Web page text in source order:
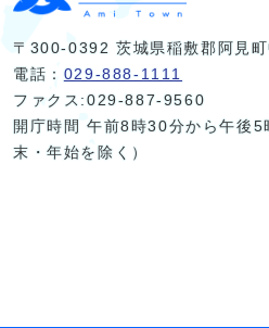
〒300-0392 茨城県稲敷郡阿見
電話： 029-888-1111
ファクス:029-887-9560
開庁時間 午前8時30分から午後
末・年始を除く）